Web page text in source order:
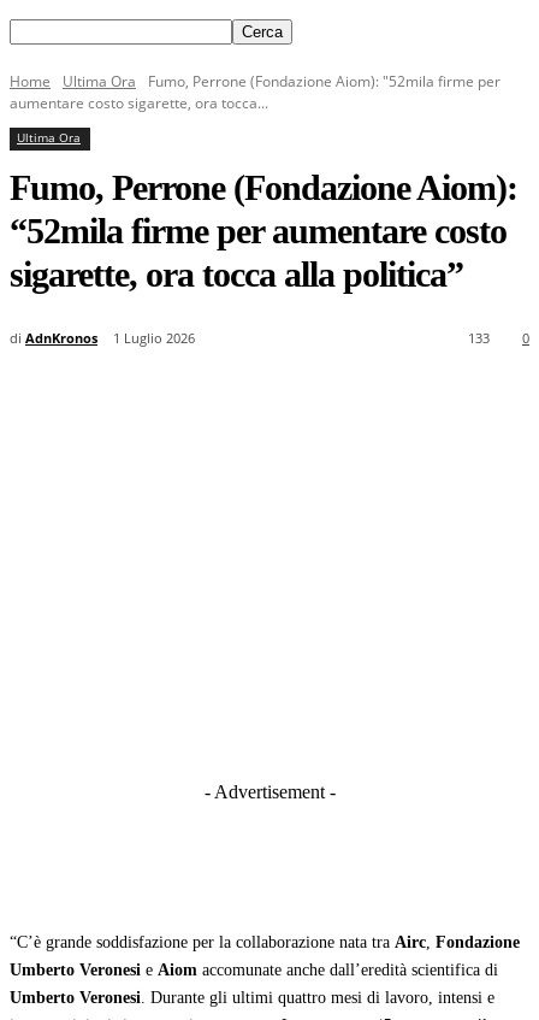
Home Ultima Ora
Fumo, Perrone (Fondazione Aiom): "52mila firme per
aumentare costo sigarette, ora tocca...
Ultima Ora
Fumo, Perrone (Fondazione Aiom):
“52mila firme per aumentare costo
sigarette, ora tocca alla politica”
di AdnKronos 1 Luglio 2026 0
133
- Advertisement -
“C’è grande soddisfazione per la collaborazione nata tra Airc, Fondazione
Umberto Veronesi e Aiom accomunate anche dall’eredità scientifica di
Umberto Veronesi. Durante gli ultimi quattro mesi di lavoro, intensi e